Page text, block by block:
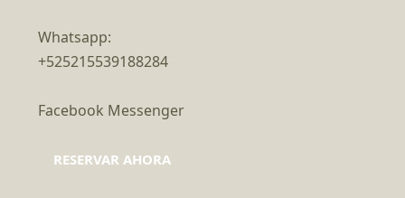
Whatsapp:
+525215539188284
Facebook Messenger
RESERVAR AHORA